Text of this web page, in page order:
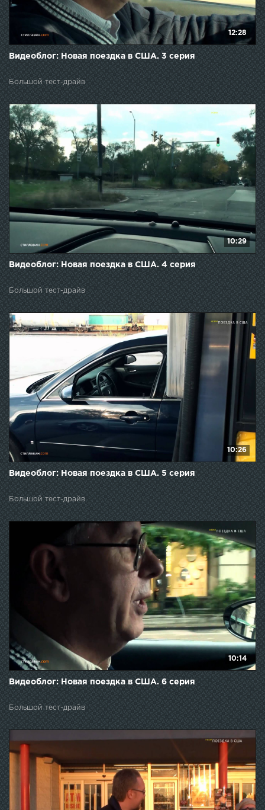
12:28
Видеоблог: Новая поездка в США. 3 серия
Большой тест-драйв
10:29
Видеоблог: Новая поездка в США. 4 серия
Большой тест-драйв
10:26
Видеоблог: Новая поездка в США. 5 серия
Большой тест-драйв
10:14
Видеоблог: Новая поездка в США. 6 серия
Большой тест-драйв